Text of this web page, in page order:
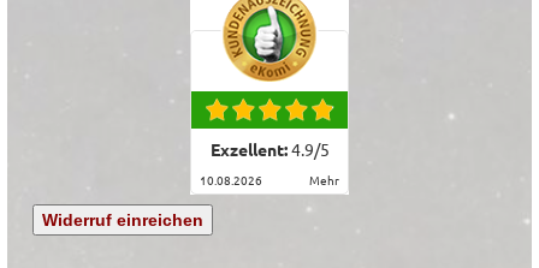
Exzellent:4.9/5
10.08.2026 mehr
Widerruf einreichen